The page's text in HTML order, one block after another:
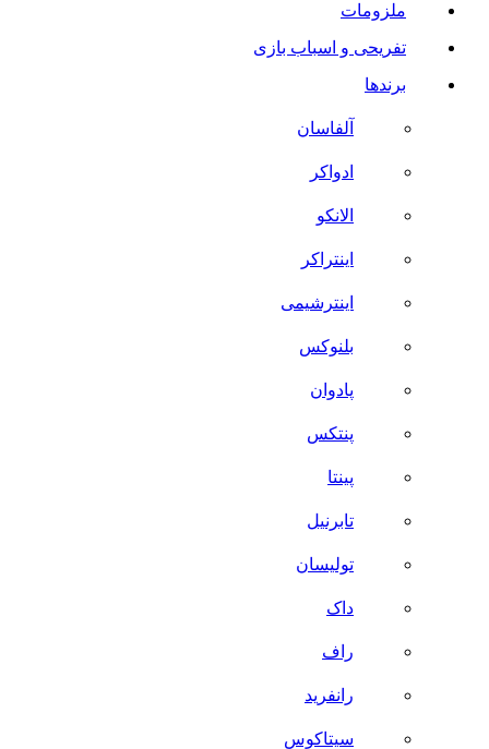
ملزومات
تفریحی و اسباب بازی
برندها
آلفاسان
ادواکر
الانکو
اینتراکر
اینترشیمی
بلنوکس
پادوان
پنتکس
پینتا
تابرنیل
تولیسان
داک
راف
رانفرید
سیتاکوس